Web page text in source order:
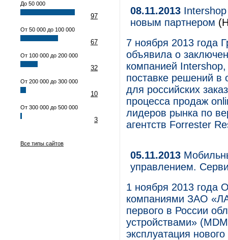
До 50 000
97
От 50 000 до 100 000
67
От 100 000 до 200 000
32
От 200 000 до 300 000
10
От 300 000 до 500 000
3
Все типы сайтов
08.11.2013
новым партнером
7 ноября 2013 года
объявила о
компанией
поставке решений в
для российских
процесса продаж
лидеров рынка по
агентств Forrester
05.11.2013
управлением.
1 ноября 2013 года
компаниями ЗАО
первого в России
устройствами»
эксплуатация